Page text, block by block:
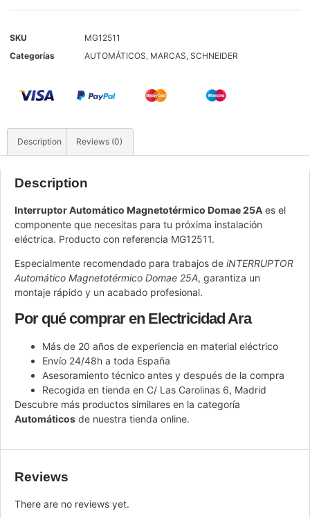
SKU
MG12511
Categorías
AUTOMÁTICOS, MARCAS, SCHNEIDER
Description Reviews (0)
Description
Interruptor Automático Magnetotérmico Domae 25A es el
componente que necesitas para tu próxima instalación
eléctrica. Producto con referencia MG12511.
Especialmente recomendado para trabajos de iNTERRUPTOR
Automático Magnetotérmico Domae 25A, garantiza un
montaje rápido y un acabado profesional.
Por qué comprar en Electricidad Ara
Más de 20 años de experiencia en material eléctrico
Envío 24/48h a toda España
Asesoramiento técnico antes y después de la compra
Recogida en tienda en C/ Las Carolinas 6, Madrid
Descubre más productos similares en la categoría
Automáticos de nuestra tienda online.
Reviews
There are no reviews yet.